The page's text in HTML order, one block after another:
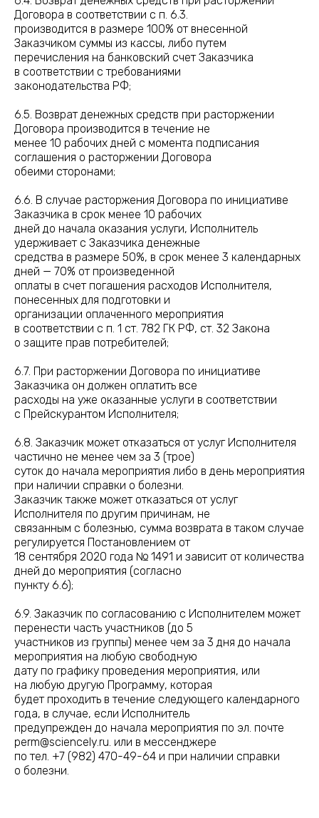
Договора в соответствии с п. 6.3.
производится в размере 100% от внесенной
Заказчиком суммы из кассы, либо путем
перечисления на банковский счет Заказчика
в соответствии с требованиями
законодательства РФ;
6.5. Возврат денежных средств при расторжении
Договора производится в течение не
менее 10 рабочих дней с момента подписания
соглашения о расторжении Договора
обеими сторонами;
6.6. В случае расторжения Договора по инициативе
Заказчика в срок менее 10 рабочих
дней до начала оказания услуги, Исполнитель
удерживает с Заказчика денежные
средства в размере 50%, в срок менее 3 календарных
дней — 70% от произведенной
оплаты в счет погашения расходов Исполнителя,
понесенных для подготовки и
организации оплаченного мероприятия
в соответствии с п. 1 ст. 782 ГК РФ, ст. 32 Закона
о защите прав потребителей;
6.7. При расторжении Договора по инициативе
Заказчика он должен оплатить все
расходы на уже оказанные услуги в соответствии
с Прейскурантом Исполнителя;
6.8. Заказчик может отказаться от услуг Исполнителя
частично не менее чем за 3 (трое)
суток до начала мероприятия либо в день мероприятия
при наличии справки о болезни.
Заказчик также может отказаться от услуг
Исполнителя по другим причинам, не
связанным с болезнью, сумма возврата в таком случае
регулируется Постановлением от
18 сентября 2020 года № 1491 и зависит от количества
дней до мероприятия (согласно
пункту 6.6);
6.9. Заказчик по согласованию с Исполнителем может
перенести часть участников (до 5
участников из группы) менее чем за 3 дня до начала
мероприятия на любую свободную
дату по графику проведения мероприятия, или
на любую другую Программу, которая
будет проходить в течение следующего календарного
года, в случае, если Исполнитель
предупрежден до начала мероприятия по эл. почте
perm@sciencely.ru. или в мессенджере
по тел. +7 (982) 470-49-64 и при наличии справки
о болезни.